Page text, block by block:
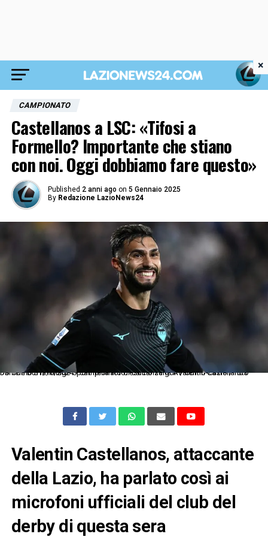
CAMPIONATO
Castellanos a LSC: «Tifosi a
Formello? Importante che stiano
con noi. Oggi dobbiamo fare questo»
Published 2 anni ago on 5 Gennaio 2025
By Redazione LazioNews24
Db Como 31/10/2024 - campionato di calcio serie A / Como-Lazio / foto Daniele Buffa/Image Sport nella foto: esultanza gol Valentin Castellanos
Valentin Castellanos, attaccante
della Lazio, ha parlato così ai
microfoni ufficiali del club del
derby di questa sera
×